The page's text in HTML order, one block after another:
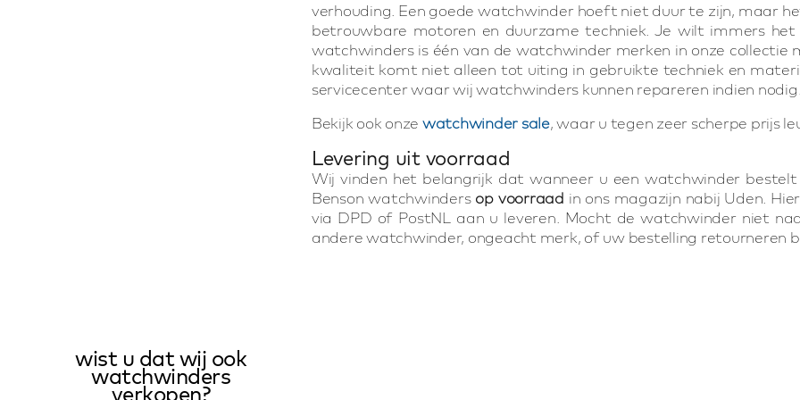
verhouding. Een goede watchwinder hoeft niet duur te zijn, maar
betrouwbare motoren en duurzame techniek. Je wilt immers
watchwinders is één van de watchwinder merken in onze
kwaliteit komt niet alleen tot uiting in gebruikte techniek en
servicecenter waar wij watchwinders kunnen repareren indien
Bekijk ook onze watchwinder sale, waar u tegen zeer scherpe prijs
Levering uit voorraad
Wij vinden het belangrijk dat wanneer u een watchwinder
Benson watchwinders op voorraad in ons magazijn nabij Uden.
via DPD of PostNL aan u leveren. Mocht de watchwinder niet
andere watchwinder, ongeacht merk, of uw bestelling retourneren
wist u dat wij ook
watchwinders
verkopen?